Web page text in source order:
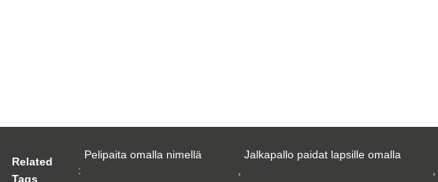
Related
Tags
:
Pelipaita omalla nimellä Jalkapallo paidat lapsille omalla